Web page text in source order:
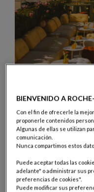
HOTEL
El prestigioso Hotel
amueblar su
BIENVENIDO A
Con el fin de ofrecerle la
proponerle contenidos
Algunas de ellas se utilizan
comunicación.
Nunca compartimos estos
Puede aceptar todas las
adelante" o administrar sus
preferencias de cookies".
Puede modificar sus